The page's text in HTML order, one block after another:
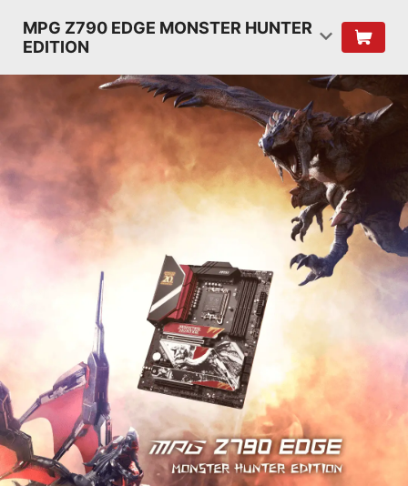
MPG Z790 EDGE MONSTER HUNTER
EDITION